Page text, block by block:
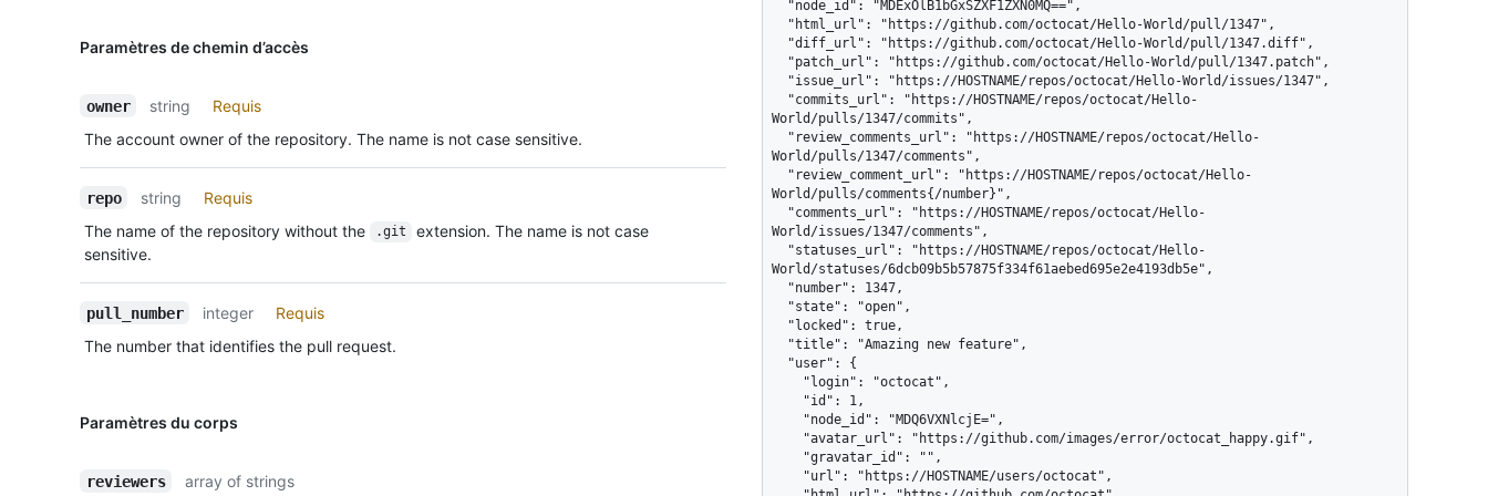
Paramètres de chemin d’accès
owner string
Requis
The account owner of the repository. The name is not case sensitive.
repo string
Requis
The name of the repository without the
.git
extension. The name is not case
sensitive.
pull_number integer
Requis
The number that identifies the pull request.
Paramètres du corps
reviewers array of strings